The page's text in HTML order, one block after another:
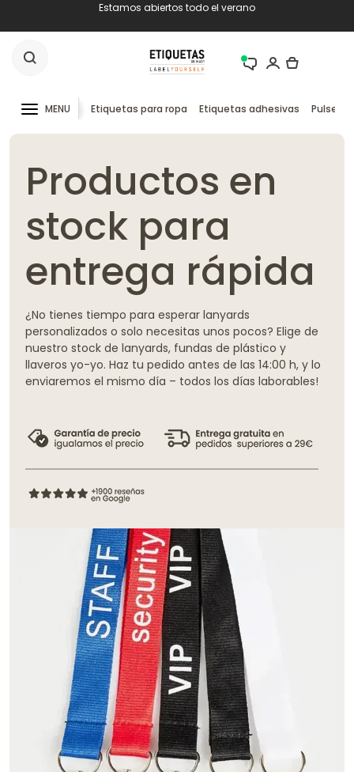
Estamos abiertos todo el verano
MENU Etiquetas para ropa Etiquetas adhesivas
Productos en
stock para
entrega rápida
¿No tienes tiempo para esperar lanyards
personalizados o solo necesitas unos pocos? Elige de
nuestro stock de lanyards, fundas de plástico y
llaveros yo-yo. Haz tu pedido antes de las 14:00 h, y lo
enviaremos el mismo día – todos los días laborables!